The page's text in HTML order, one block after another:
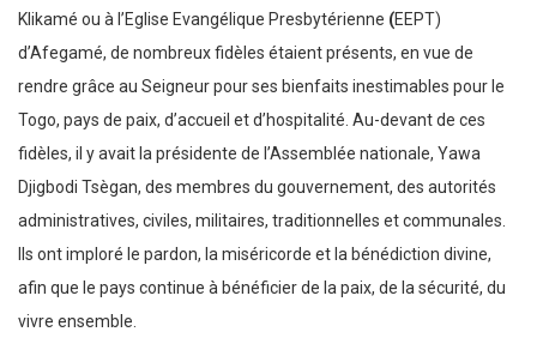
Klikamé ou à l’Eglise Evangélique Presbytérienne (EEPT)
d’Afegamé, de nombreux fidèles étaient présents, en vue de
rendre grâce au Seigneur pour ses bienfaits inestimables pour le
Togo, pays de paix, d’accueil et d’hospitalité. Au-devant de ces
fidèles, il y avait la présidente de l’Assemblée nationale, Yawa
Djigbodi Tsègan, des membres du gouvernement, des autorités
administratives, civiles, militaires, traditionnelles et communales.
Ils ont imploré le pardon, la miséricorde et la bénédiction divine,
afin que le pays continue à bénéficier de la paix, de la sécurité, du
vivre ensemble.